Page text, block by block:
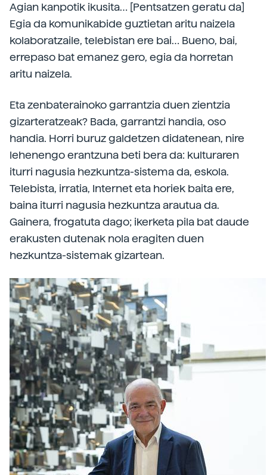
Agian kanpotik ikusita… [Pentsatzen geratu da]
Egia da komunikabide guztietan aritu naizela
kolaboratzaile, telebistan ere bai… Bueno, bai,
errepaso bat emanez gero, egia da horretan
aritu naizela.
Eta zenbaterainoko garrantzia duen zientzia
gizarteratzeak? Bada, garrantzi handia, oso
handia. Horri buruz galdetzen didatenean, nire
lehenengo erantzuna beti bera da: kulturaren
iturri nagusia hezkuntza-sistema da, eskola.
Telebista, irratia, Internet eta horiek baita ere,
baina iturri nagusia hezkuntza arautua da.
Gainera, frogatuta dago; ikerketa pila bat daude
erakusten dutenak nola eragiten duen
hezkuntza-sistemak gizartean.